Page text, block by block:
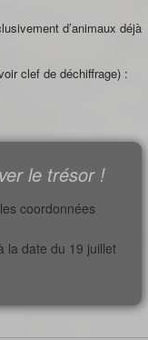
d’animaux déjà
clef de déchiffrage) :
le trésor !
coordonnées
la date du 19 juillet